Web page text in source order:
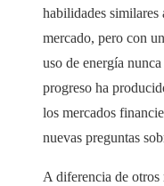
habilidades similares
mercado, pero con
uso de energía
progreso ha
los mercados
nuevas preguntas
A diferencia de otros